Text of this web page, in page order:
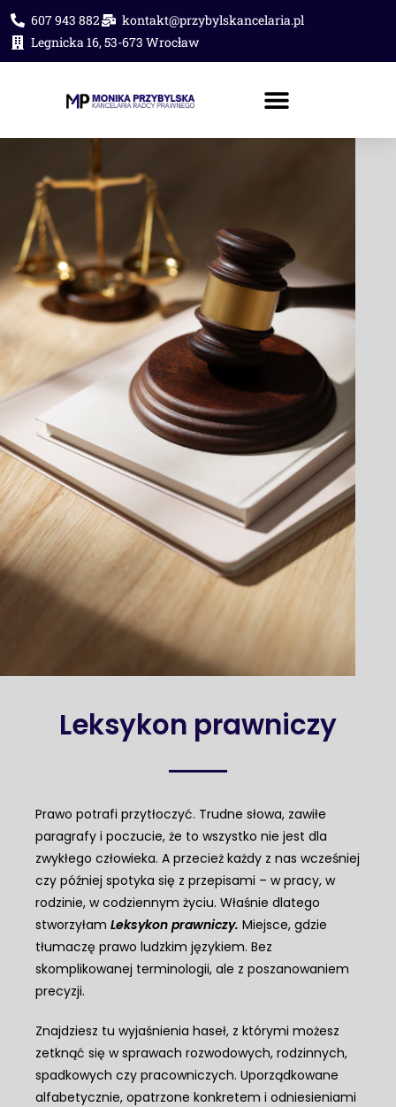
607 943 882
kontakt@przybylskancelaria.pl
Legnicka 16, 53-673 Wrocław
Leksykon prawniczy
Prawo potrafi przytłoczyć. Trudne słowa, zawiłe
paragrafy i poczucie, że to wszystko nie jest dla
zwykłego człowieka. A przecież każdy z nas wcześniej
czy później spotyka się z przepisami – w pracy, w
rodzinie, w codziennym życiu. Właśnie dlatego
stworzyłam Leksykon prawniczy. Miejsce, gdzie
tłumaczę prawo ludzkim językiem. Bez
skomplikowanej terminologii, ale z poszanowaniem
precyzji.
Znajdziesz tu wyjaśnienia haseł, z którymi możesz
zetknąć się w sprawach rozwodowych, rodzinnych,
spadkowych czy pracowniczych. Uporządkowane
alfabetycznie, opatrzone konkretem i odniesieniami